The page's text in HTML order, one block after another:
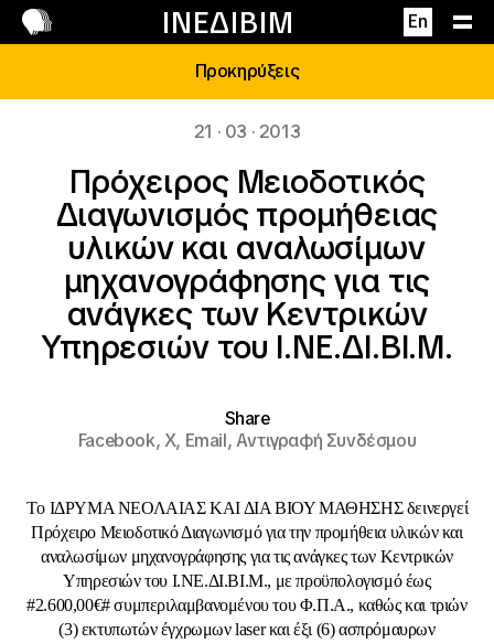
ΙΝΕΔΙΒΙΜ En
Επικοινωνία
Προκηρύξεις
21 · 03 · 2013
Πρόχειρος Μειοδοτικός
Διαγωνισμός προμήθειας
υλικών και αναλωσίμων
μηχανογράφησης για τις
ανάγκες των Κεντρικών
Υπηρεσιών του Ι.ΝΕ.ΔΙ.ΒΙ.Μ.
Share
Facebook,X, Email,Αντιγραφή Συνδέσμου
Tο ΙΔΡΥΜΑ ΝΕΟΛΑΙΑΣ ΚΑΙ ΔΙΑ ΒΙΟΥ ΜΑΘΗΣΗΣ δεινεργεί
Πρόχειρο Μειοδοτικό Διαγωνισμό για την προμήθεια υλικών και
αναλωσίμων μηχανογράφησης για τις ανάγκες των Κεντρικών
Υπηρεσιών του Ι.ΝΕ.ΔΙ.ΒΙ.Μ., με προϋπολογισμό έως
#2.600,00€# συμπεριλαμβανομένου του Φ.Π.Α., καθώς και τριών
(3) εκτυπωτών έγχρωμων laser και έξι (6) ασπρόμαυρων